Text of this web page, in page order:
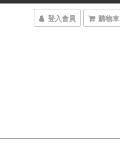
登入會員 購物車